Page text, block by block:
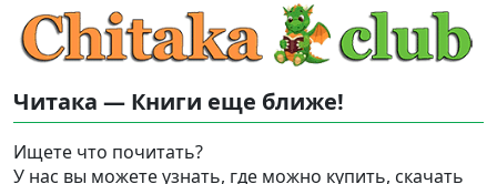
Читака — Книги еще ближе!
Ищете что почитать?
У нас вы можете узнать, где можно купить, скачать